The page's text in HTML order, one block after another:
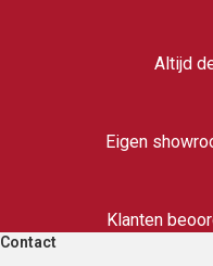
Altijd
Eigen
Klanten
Contact